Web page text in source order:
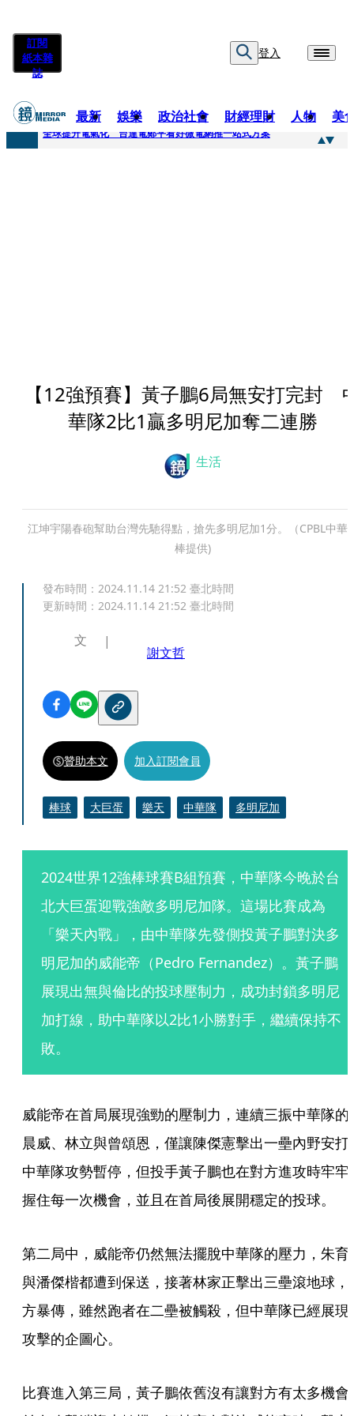
訂閱
紙本雜
誌
登入
最新 娛樂 政治社會 財經理財 人物 美
快訊
全球提升電氣化 台達電鄭平看好微電網推一站式方案
【12強預賽】黃子鵬6局無安打完封
華隊2比1贏多明尼加奪二連勝
生活
江坤宇陽春砲幫助台灣先馳得點，搶先多明尼加1分。（CPBL中華
棒提供)
發布時間： 2024.11.14 21:52 臺北時間
更新時間： 2024.11.14 21:52 臺北時間
文
謝文哲
贊助本文 加入訂閱會員
棒球 大巨蛋 樂天 中華隊 多明尼加
2024世界12強棒球賽B組預賽，中華隊今晚於台
北大巨蛋迎戰強敵多明尼加隊。這場比賽成為
「樂天內戰」，由中華隊先發側投黃子鵬對決多
明尼加的威能帝（Pedro Fernandez）。黃子鵬
展現出無與倫比的投球壓制力，成功封鎖多明尼
加打線，助中華隊以2比1小勝對手，繼續保持不
敗。
威能帝在首局展現強勁的壓制力，連續三振中華隊的
晨威、林立與曾頌恩，僅讓陳傑憲擊出一壘內野安打
中華隊攻勢暫停，但投手黃子鵬也在對方進攻時牢牢
握住每一次機會，並且在首局後展開穩定的投球。
第二局中，威能帝仍然無法擺脫中華隊的壓力，朱育
與潘傑楷都遭到保送，接著林家正擊出三壘滾地球，
方暴傳，雖然跑者在二壘被觸殺，但中華隊已經展現
攻擊的企圖心。
比賽進入第三局，黃子鵬依舊沒有讓對方有太多機會